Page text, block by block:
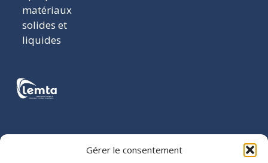
Gérer le consentement
matériaux
solides et
liquides